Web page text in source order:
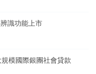
識功能上市
模國際銀團社會貸款